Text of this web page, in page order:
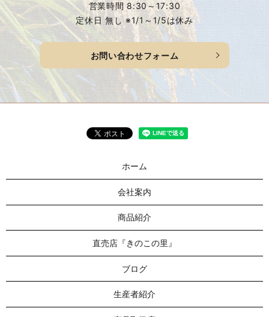
営業時間 8:30～17:30
定休日 無し ※1/1～1/5は休み
お問い合わせフォーム
ホーム
会社案内
商品紹介
直売店『きのこの里』
ブログ
生産者紹介